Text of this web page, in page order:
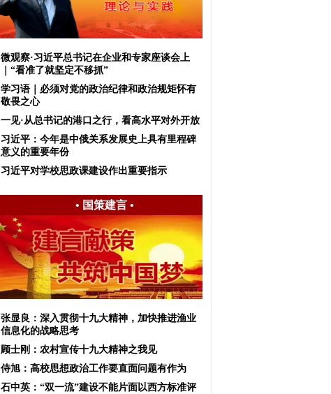
微观察·习近平总书记在企业和专家座谈会上
｜“看准了就坚定不移抓”
学习语｜必须对党的政治纪律和政治规矩怀有
敬畏之心
一见·从总书记的港口之行，看高水平对外开放
习近平：今年是中俄关系发展史上具有里程碑
意义的重要年份
习近平对学校思政课建设作出重要指示
• 国策建言•
张显良：深入贯彻十九大精神，加快推进渔业
信息化的战略思考
顾士刚：农村宣传十九大精神之我见
侍旭：高校思想政治工作要直面问题有作为
石中英：“双一流”建设不能片面以西方标准评